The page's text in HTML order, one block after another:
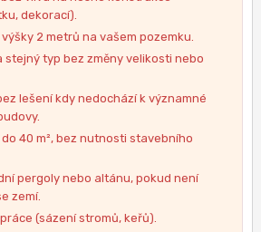
dekorací).
2 metrů na vašem pozemku.
stejný typ bez změny velikosti nebo
lešení kdy nedochází k významné
40 m², bez nutnosti stavebního
pergoly nebo altánu, pokud není
zemí.
(sázení stromů, keřů).